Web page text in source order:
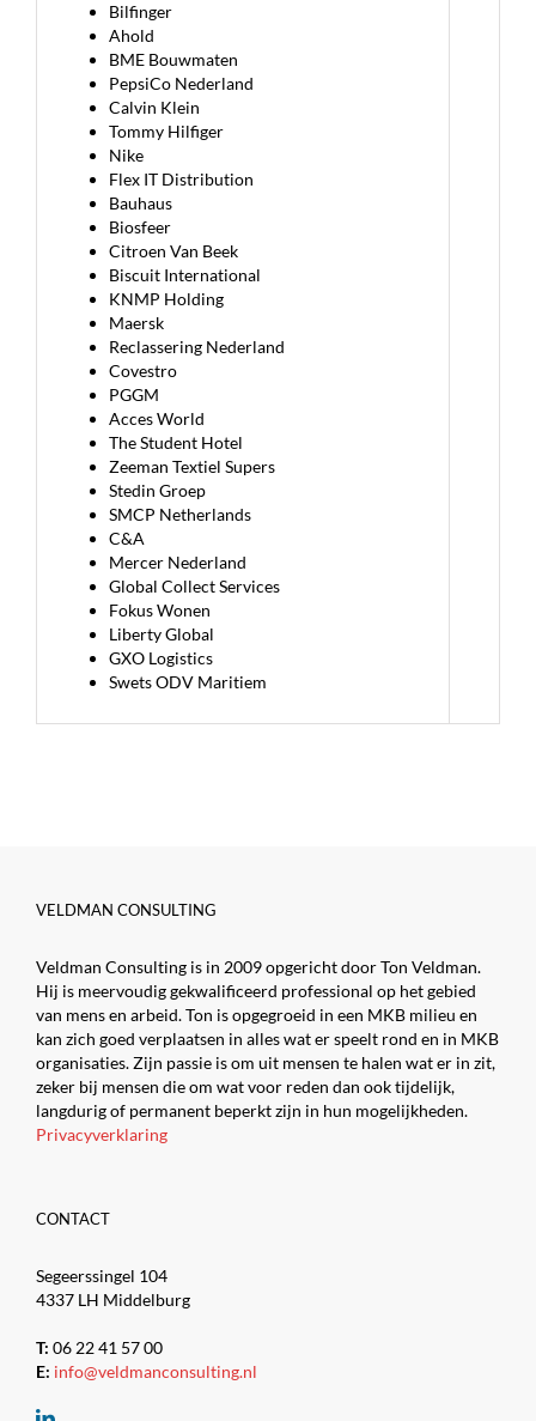
Bilfinger
Ahold
BME Bouwmaten
PepsiCo Nederland
Calvin Klein
Tommy Hilfiger
Nike
Flex IT Distribution
Bauhaus
Biosfeer
Citroen Van Beek
Biscuit International
KNMP Holding
Maersk
Reclassering Nederland
Covestro
PGGM
Acces World
The Student Hotel
Zeeman Textiel Supers
Stedin Groep
SMCP Netherlands
C&A
Mercer Nederland
Global Collect Services
Fokus Wonen
Liberty Global
GXO Logistics
Swets ODV Maritiem
VELDMAN CONSULTING
Veldman Consulting is in 2009 opgericht door Ton Veldman.
Hij is meervoudig gekwalificeerd professional op het gebied
van mens en arbeid. Ton is opgegroeid in een MKB milieu en
kan zich goed verplaatsen in alles wat er speelt rond en in MKB
organisaties. Zijn passie is om uit mensen te halen wat er in zit,
zeker bij mensen die om wat voor reden dan ook tijdelijk,
langdurig of permanent beperkt zijn in hun mogelijkheden.
Privacyverklaring
CONTACT
Segeerssingel 104
4337 LH Middelburg
T: 06 22 41 57 00
E: info@veldmanconsulting.nl